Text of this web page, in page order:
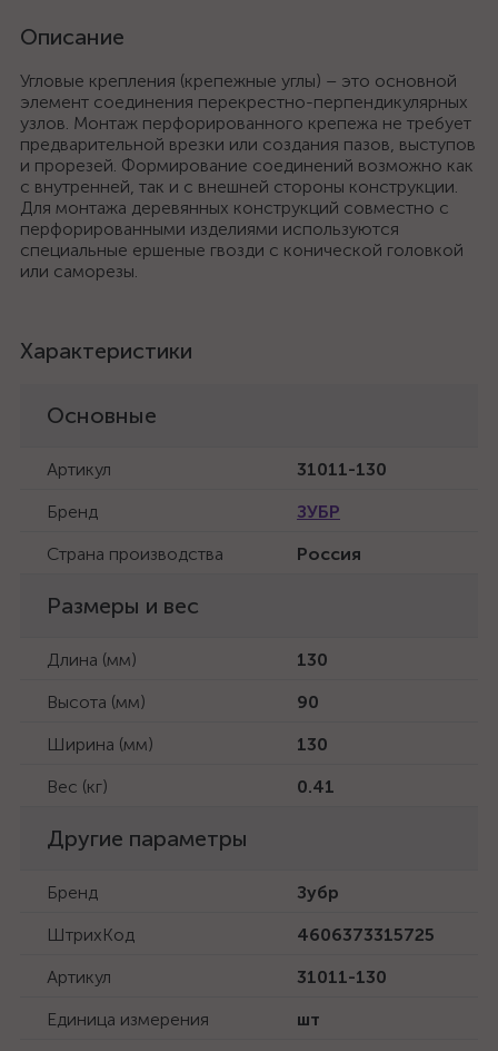
Описание
Угловые крепления (крепежные углы) – это основной
элемент соединения перекрестно-перпендикулярных
узлов. Монтаж перфорированного крепежа не требует
предварительной врезки или создания пазов, выступов
и прорезей. Формирование соединений возможно как
с внутренней, так и с внешней стороны конструкции.
Для монтажа деревянных конструкций совместно с
перфорированными изделиями используются
специальные ершеные гвозди с конической головкой
или саморезы.
Характеристики
Основные
Артикул
31011-130
Бренд
ЗУБР
Страна производства
Россия
Размеры и вес
Длина (мм)
130
Высота (мм)
90
Ширина (мм)
130
Вес (кг)
0.41
Другие параметры
Бренд
Зубр
ШтрихКод
4606373315725
Артикул
31011-130
Единица измерения
шт